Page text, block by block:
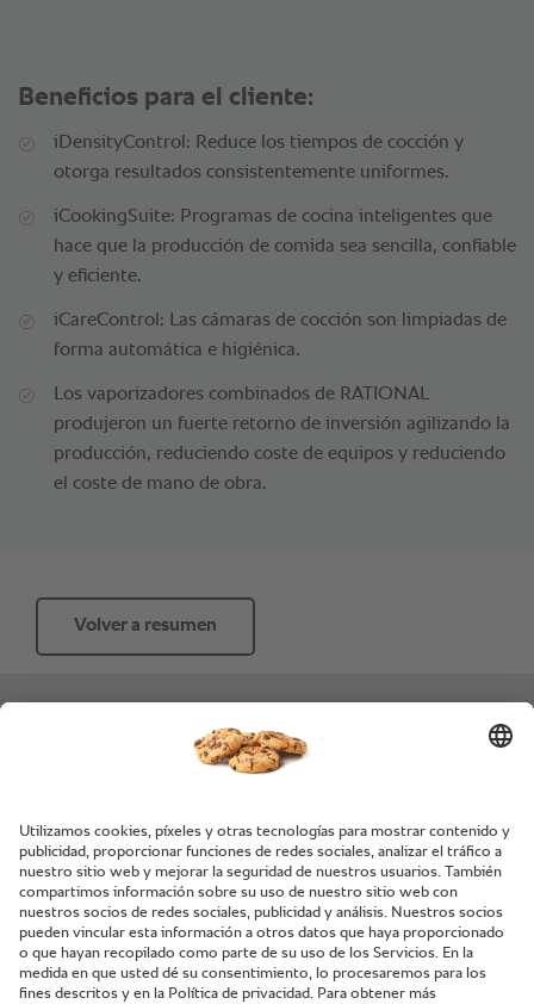
Beneficios para el cliente:
iDensityControl: Reduce los tiempos de cocción y
otorga resultados consistentemente uniformes.
iCookingSuite: Programas de cocina inteligentes que
hace que la producción de comida sea sencilla, confiable
y eficiente.
iCareControl: Las cámaras de cocción son limpiadas de
forma automática e higiénica.
Los vaporizadores combinados de RATIONAL
produjeron un fuerte retorno de inversión agilizando la
producción, reduciendo coste de equipos y reduciendo
el coste de mano de obra.
Volver a resumen